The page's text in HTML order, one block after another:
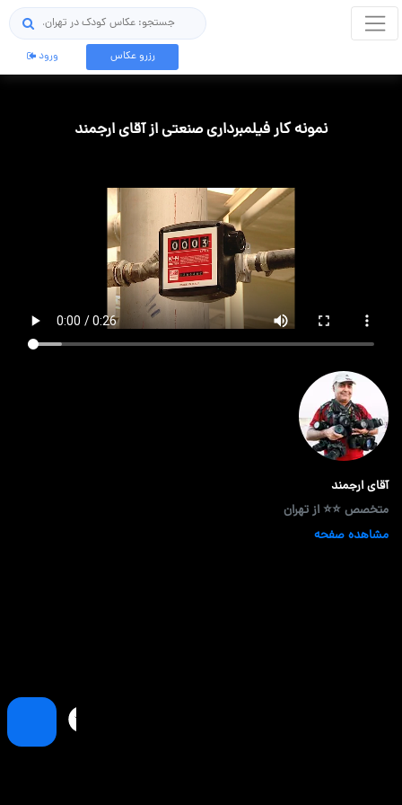
جستجو
رزرو عکاس ورود
نمونه کار فیلمبرداری صنعتی از آقای ارجمند
آقای ارجمند
متخصص ⭐⭐ از تهران
مشاهده صفحه